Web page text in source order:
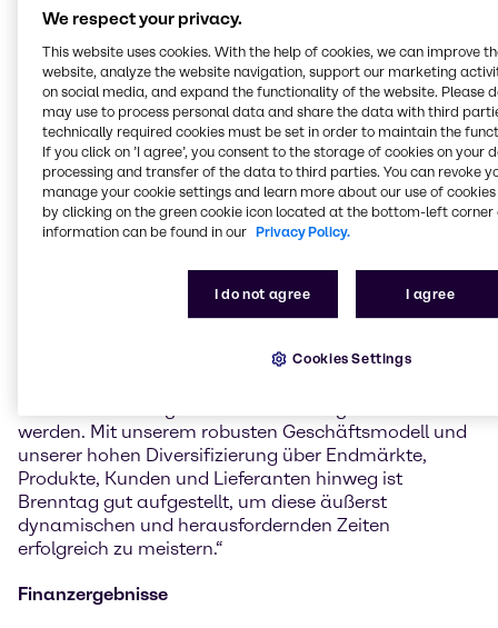
bereit. Es war geprägt von anhaltenden
geopolitischen und zunehmenden wirtschaftlichen
Unsicherheiten und, verstärkt durch die globalen
Zolldiskussionen, erhöhter Volatilität. Die Erwartung
deutlicher Zolländerungen drückte bereits in der
zweiten Märzhälfte auf das Geschäftsklima. Obwohl
unsere Ergebnisse im ersten Quartal 2025 auf dem
Niveau des Vorjahreszeitraums liegen und wir ein
Wachstum des operativen Rohertrags ausweisen,
blieb die sequenzielle Performance-Entwicklung im
Vergleich zum vierten Quartal 2024 hinter unseren
ursprünglichen Erwartungen zurück. Dank der
hervorragenden Arbeit und der starken Fokussierung
unserer Teams haben wir jedoch auch einige positive
zuversichtlich, dass unsere Strategien für die beiden
werden. Mit unserem robusten Geschäftsmodell und
unserer hohen Diversifizierung über Endmärkte,
Produkte, Kunden und Lieferanten hinweg ist
Brenntag gut aufgestellt, um diese äußerst
dynamischen und herausfordernden Zeiten
erfolgreich zu meistern.“
Finanzergebnisse
We respect your privacy.
This website uses cookies. With the help of cookies, we can improve
website, analyze the website navigation, support our marketing
on social media, and expand the functionality of the website. Please
may use to process personal data and share the data with third
technically required cookies must be set in order to maintain the
If you click on ’I agree’, you consent to the storage of cookies on your
processing and transfer of the data to third parties. You can revoke
manage your cookie settings and learn more about our use of cookies
by clicking on the green cookie icon located at the bottom-left corner
information can be found in our Privacy Policy.
I do not agree I agree
Cookies Settings